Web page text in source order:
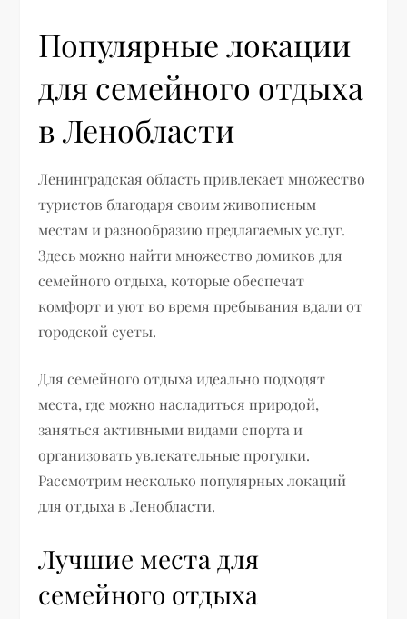
Популярные локации
для семейного отдыха
в Ленобласти
Ленинградская область привлекает множество
туристов благодаря своим живописным
местам и разнообразию предлагаемых услуг.
Здесь можно найти множество домиков для
семейного отдыха, которые обеспечат
комфорт и уют во время пребывания вдали от
городской суеты.
Для семейного отдыха идеально подходят
места, где можно насладиться природой,
заняться активными видами спорта и
организовать увлекательные прогулки.
Рассмотрим несколько популярных локаций
для отдыха в Ленобласти.
Лучшие места для
семейного отдыха